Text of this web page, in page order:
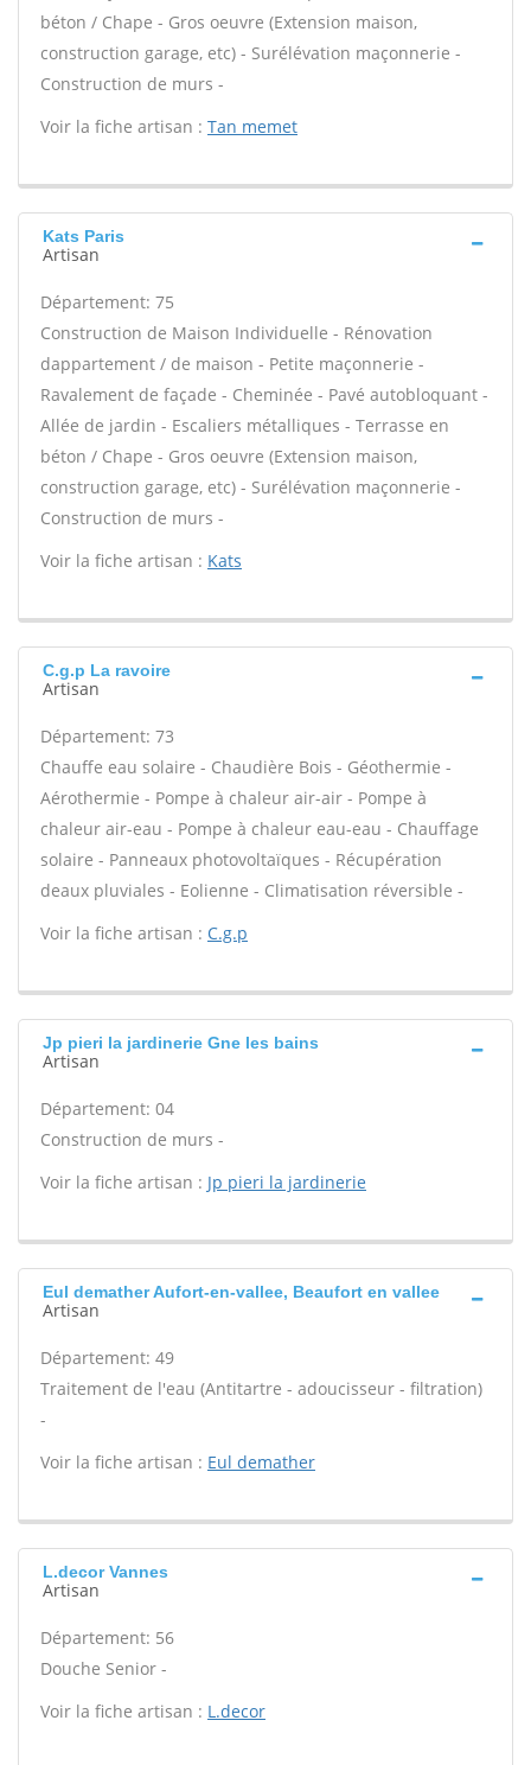
béton / Chape - Gros oeuvre (Extension maison,
construction garage, etc) - Surélévation maçonnerie -
Construction de murs -
Voir la fiche artisan : Tan memet
Kats Paris
Artisan
Département: 75
Construction de Maison Individuelle - Rénovation
dappartement / de maison - Petite maçonnerie -
Ravalement de façade - Cheminée - Pavé autobloquant -
Allée de jardin - Escaliers métalliques - Terrasse en
béton / Chape - Gros oeuvre (Extension maison,
construction garage, etc) - Surélévation maçonnerie -
Construction de murs -
Voir la fiche artisan : Kats
C.g.p La ravoire
Artisan
Département: 73
Chauffe eau solaire - Chaudière Bois - Géothermie -
Aérothermie - Pompe à chaleur air-air - Pompe à
chaleur air-eau - Pompe à chaleur eau-eau - Chauffage
solaire - Panneaux photovoltaïques - Récupération
deaux pluviales - Eolienne - Climatisation réversible -
Voir la fiche artisan : C.g.p
Jp pieri la jardinerie Gne les bains
Artisan
Département: 04
Construction de murs -
Voir la fiche artisan : Jp pieri la jardinerie
Eul demather Aufort-en-vallee, Beaufort en vallee
Artisan
Département: 49
Traitement de l'eau (Antitartre - adoucisseur - filtration)
-
Voir la fiche artisan : Eul demather
L.decor Vannes
Artisan
Département: 56
Douche Senior -
Voir la fiche artisan : L.decor